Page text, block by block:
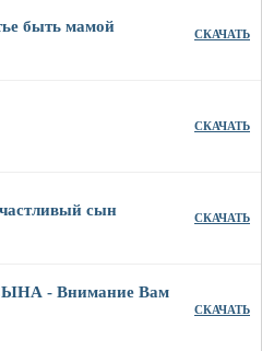
быть мамой СКАЧАТЬ
СКАЧАТЬ
сын СКАЧАТЬ
- Внимание Вам
СКАЧАТЬ